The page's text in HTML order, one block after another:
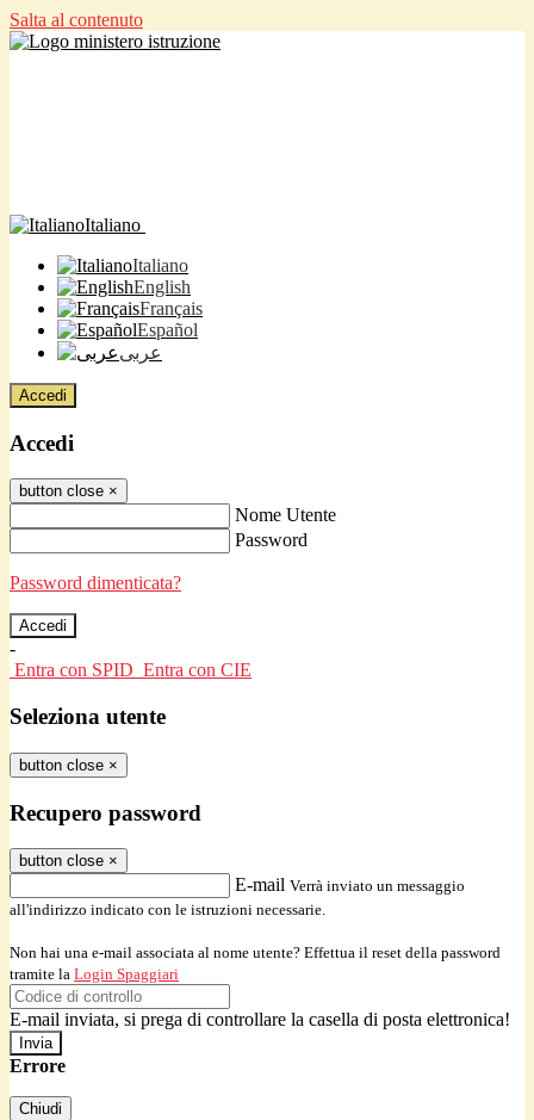
Salta al contenuto
Italiano
Italiano
English
Français
Español
عربى
Accedi
Accedi
button close ×
Nome Utente
Password
Password dimenticata?
-
Entra con SPID Entra con CIE
Seleziona utente
button close ×
Recupero password
button close ×
E-mail Verrà inviato un messaggio
all'indirizzo indicato con le istruzioni necessarie.
Non hai una e-mail associata al nome utente? Effettua il reset della password
tramite la Login Spaggiari
E-mail inviata, si prega di controllare la casella di posta elettronica!
Errore
Chiudi